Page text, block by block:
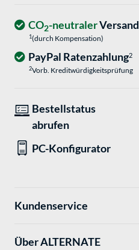
CO2-neutralerVersand
1(durch Kompensation)
PayPal Ratenzahlung2
2Vorb. Kreditwürdigkeitsprüfung
Bestellstatus
abrufen
PC-Konfigurator
Kundenservice
Über ALTERNATE